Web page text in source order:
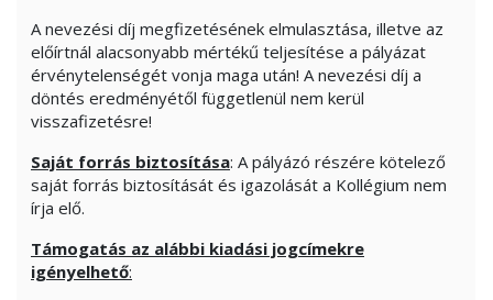
A nevezési díj megfizetésének elmulasztása, illetve az
előírtnál alacsonyabb mértékű teljesítése a pályázat
érvénytelenségét vonja maga után! A nevezési díj a
döntés eredményétől függetlenül nem kerül
visszafizetésre!
Saját forrás biztosítása: A pályázó részére kötelező
saját forrás biztosítását és igazolását a Kollégium nem
írja elő.
Támogatás az alábbi kiadási jogcímekre
igényelhető: